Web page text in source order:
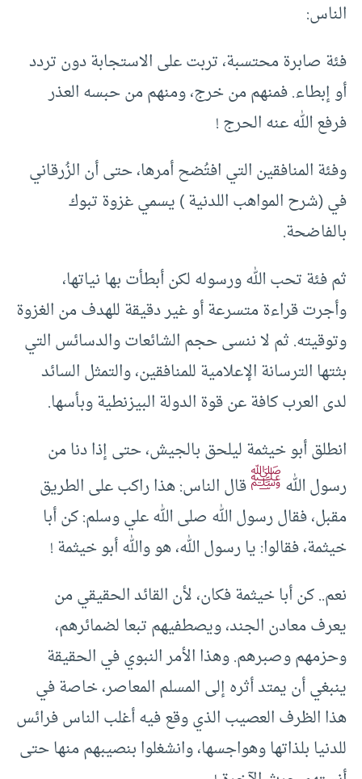
الناس:
فئة صابرة محتسبة، تربت على الاستجابة دون تردد
أو إبطاء. فمنهم من خرج، ومنهم من حبسه العذر
فرفع الله عنه الحرج !
وفئة المنافقين التي افتُضح أمرها، حتى أن الزُرقاني
في (شرح المواهب اللدنية ) يسمي غزوة تبوك
بالفاضحة.
ثم فئة تحب الله ورسوله لكن أبطأت بها نياتها،
وأجرت قراءة متسرعة أو غير دقيقة للهدف من الغزوة
وتوقيته. ثم لا ننسى حجم الشائعات والدسائس التي
بثتها الترسانة الإعلامية للمنافقين، والتمثل السائد
لدى العرب كافة عن قوة الدولة البيزنطية وبأسها.
انطلق أبو خيثمة ليلحق بالجيش، حتى إذا دنا من
رسول اللهﷺقال الناس: هذا راكب على الطريق
مقبل، فقال رسول الله صلى الله علي وسلم: كن أبا
خيثمة، فقالوا: يا رسول الله، هو والله أبو خيثمة !
نعم.. كن أبا خيثمة فكان، لأن القائد الحقيقي من
يعرف معادن الجند، ويصطفيهم تبعا لضمائرهم،
وحزمهم وصبرهم. وهذا الأمر النبوي في الحقيقة
ينبغي أن يمتد أثره إلى المسلم المعاصر، خاصة في
هذا الظرف العصيب الذي وقع فيه أغلب الناس فرائس
للدنيا بلذاتها وهواجسها، وانشغلوا بنصيبهم منها حتى